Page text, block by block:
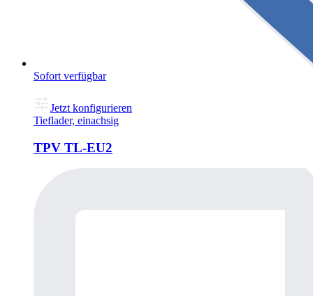
Sofort verfügbar
Jetzt konfigurieren
Tieflader, einachsig
TPV TL-EU2